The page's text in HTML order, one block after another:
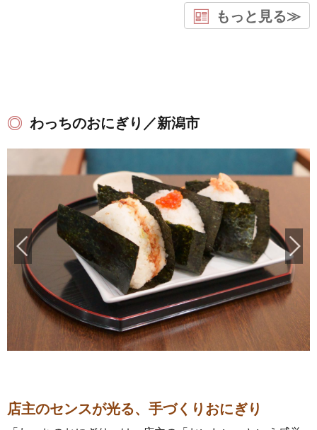
もっと見る≫
わっちのおにぎり／新潟市
店主のセンスが光る、手づくりおにぎり